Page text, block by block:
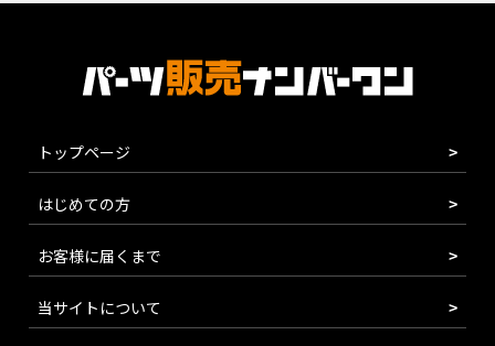
トップページ
はじめての方
お客様に届くまで
当サイトについて